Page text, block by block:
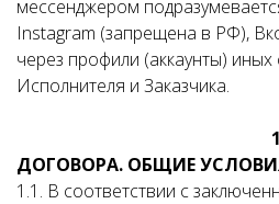
мессенджером
Instagram (запрещена в РФ),
через профили (аккаунты)
Исполнителя и Заказчика.
1.
ДОГОВОРА. ОБЩИЕ
1.1. В соответствии с